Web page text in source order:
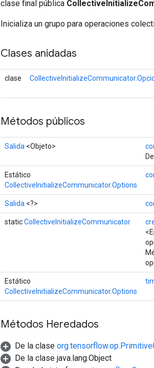
clase final pública
Inicializa un grupo para operaciones
Clases anidadas
clase
Métodos públicos
Salida <Objeto>
Estático
CollectiveInitializeCommunicator.Options
Salida <?>
staticCollectiveInitializeCommunicator
Estático
CollectiveInitializeCommunicator.Options
Métodos Heredados
De la clase
De la clase java.lang.Object